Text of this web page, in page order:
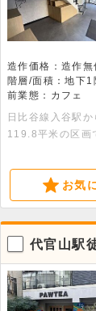
造作価格：造作無
階層/面積：地下
前業態：カフェ
日比谷線入谷駅
119.8平米の区画
店も相談可能な
にお問い合わせ
米・2階49.62平
お気
代官山駅
ェ居抜き